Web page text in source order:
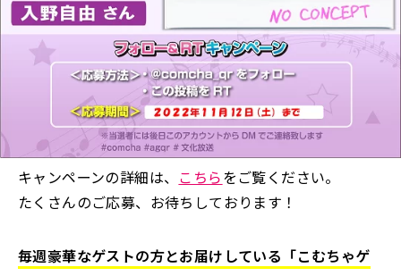
キャンペーンの詳細は、 こちらをご覧ください。
たくさんのご応募、お待ちしております！
毎週豪華なゲストの方とお届けしている「こむちゃゲ